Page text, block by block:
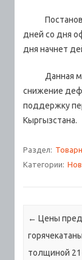
дней со дня
дня начнет
Данная
снижение
поддержку
Кыргызстана.
Раздел:
Категории:
Навигация
← Цены
толщиной